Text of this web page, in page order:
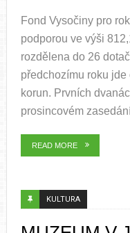
Fond Vysočiny pro
podporou ve výši
rozdělena do 26
předchozímu roku
korun. Prvních
prosincovém
READ MORE
KULTURA